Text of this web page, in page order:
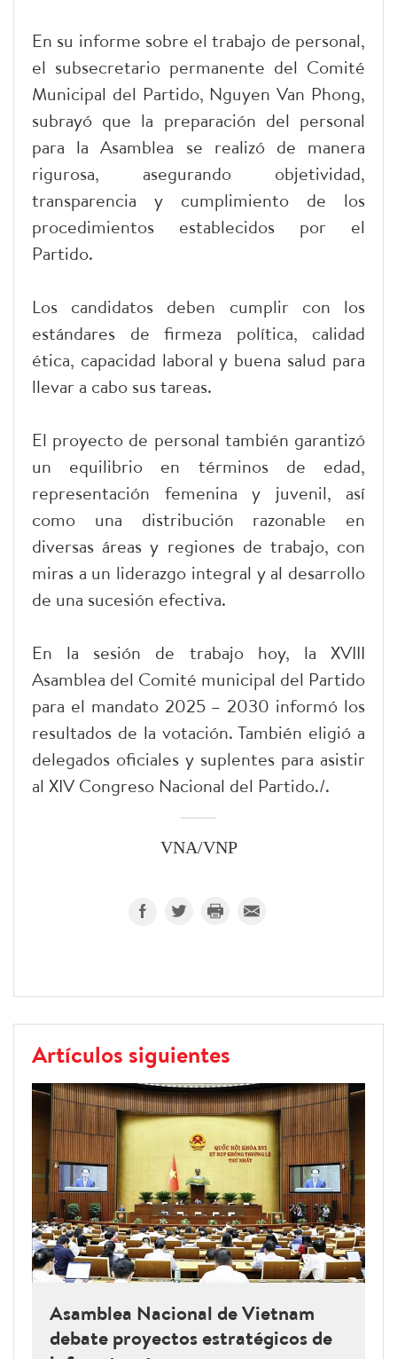
En su informe sobre el trabajo de personal,
el subsecretario permanente del Comité
Municipal del Partido, Nguyen Van Phong,
subrayó que la preparación del personal
para la Asamblea se realizó de manera
rigurosa, asegurando objetividad,
transparencia y cumplimiento de los
procedimientos establecidos por el
Partido.
Los candidatos deben cumplir con los
estándares de firmeza política, calidad
ética, capacidad laboral y buena salud para
llevar a cabo sus tareas.
El proyecto de personal también garantizó
un equilibrio en términos de edad,
representación femenina y juvenil, así
como una distribución razonable en
diversas áreas y regiones de trabajo, con
miras a un liderazgo integral y al desarrollo
de una sucesión efectiva.
En la sesión de trabajo hoy, la XVIII
Asamblea del Comité municipal del Partido
para el mandato 2025 – 2030 informó los
resultados de la votación. También eligió a
delegados oficiales y suplentes para asistir
al XIV Congreso Nacional del Partido./.
VNA/VNP
Artículos siguientes
Asamblea Nacional de Vietnam
debate proyectos estratégicos de